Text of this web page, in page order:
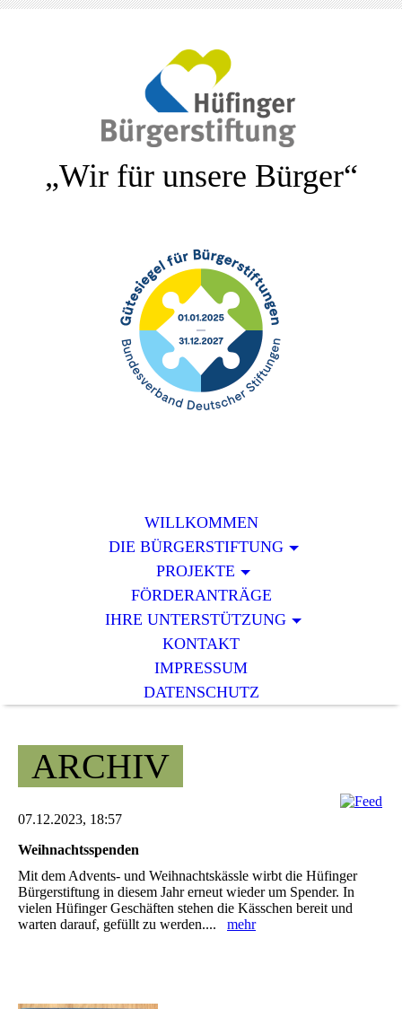
„Wir für unsere Bürger“
WILLKOMMEN
DIE BÜRGERSTIFTUNG
PROJEKTE
FÖRDERANTRÄGE
IHRE UNTERSTÜTZUNG
KONTAKT
IMPRESSUM
DATENSCHUTZ
ARCHIV
07.12.2023, 18:57
Weihnachtsspenden
Mit dem Advents- und Weihnachtskässle wirbt die Hüfinger
Bürgerstiftung in diesem Jahr ‎erneut wieder um Spender. In
vielen Hüfinger Geschäften stehen die Kässchen bereit und
‎warten darauf, gefüllt zu werden.... mehr